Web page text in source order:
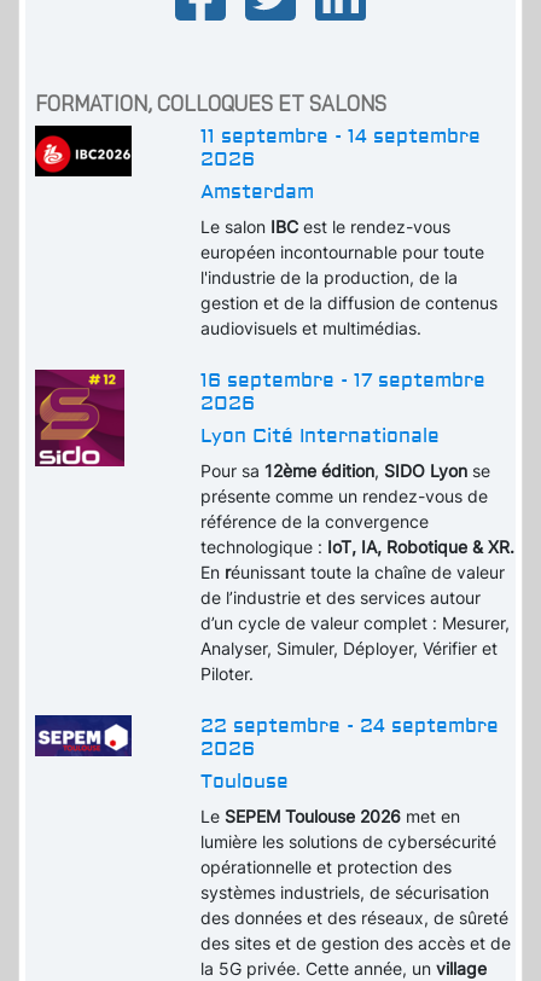
FORMATION, COLLOQUES ET SALONS
11 septembre - 14 septembre
2026
Amsterdam
Le salon IBCest le rendez-vous
européen incontournable pour toute
l'industrie de la production, de la
gestion et de la diffusion de contenus
audiovisuels et multimédias.
16 septembre - 17 septembre
2026
Lyon Cité Internationale
Pour sa12ème édition, SIDO Lyon se
présente comme un rendez-vous de
référence de la convergence
technologique : IoT, IA, Robotique & XR.
En réunissant toute la chaîne de valeur
de l’industrie et des services autour
d’un cycle de valeur complet : Mesurer,
Analyser, Simuler, Déployer, Vérifier et
Piloter.
22 septembre - 24 septembre
2026
Toulouse
Le SEPEM Toulouse 2026 met en
lumière les solutions de cybersécurité
opérationnelle et protection des
systèmes industriels, de sécurisation
des données et des réseaux, de sûreté
des sites et de gestion des accès et de
la 5G privée. Cette année, unvillage